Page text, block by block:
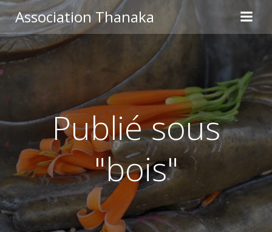
au
contenu
Association Thanaka
Publié sous
"bois"